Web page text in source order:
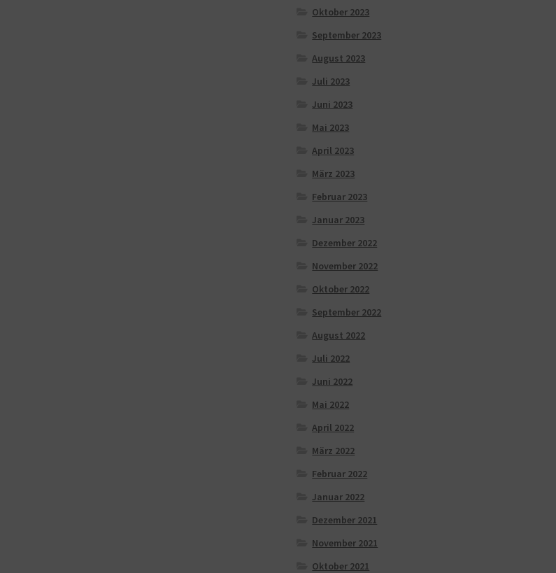
Oktober 2023
September 2023
August 2023
Juli 2023
Juni 2023
Mai 2023
April 2023
März 2023
Februar 2023
Januar 2023
Dezember 2022
November 2022
Oktober 2022
September 2022
August 2022
Juli 2022
Juni 2022
Mai 2022
April 2022
März 2022
Februar 2022
Januar 2022
Dezember 2021
November 2021
Oktober 2021